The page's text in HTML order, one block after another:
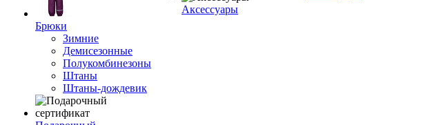
Брюки
Зимние
Демисезонные
Полукомбинезоны
Штаны
Штаны-дождевик
Аксессуары